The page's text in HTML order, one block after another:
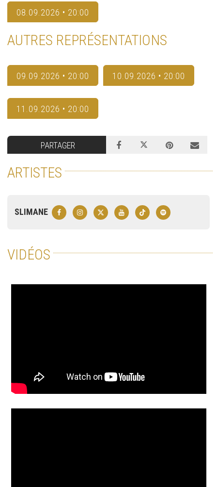
08.09.2026 • 20:00
AUTRES REPRÉSENTATIONS
09.09.2026 • 20:00 10.09.2026 • 20:00
11.09.2026 • 20:00
PARTAGER
ARTISTES
SLIMANE
VIDÉOS